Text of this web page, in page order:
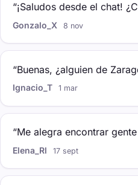
“¡Saludos desde el chat!
Gonzalo_X 8 nov
“Buenas, ¿alguien de
Ignacio_T 1 mar
“Me alegra encontrar
Elena_Rl 17 sept